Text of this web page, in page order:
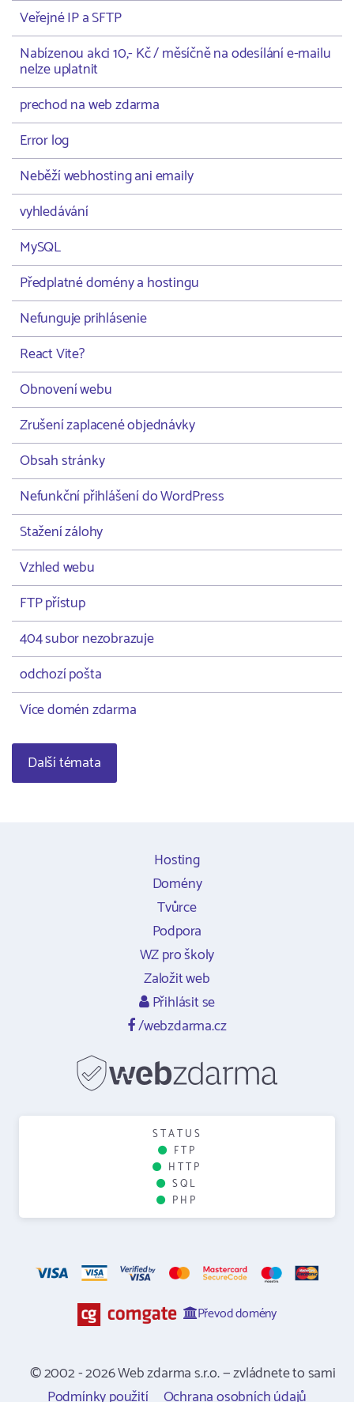
Veřejné IP a SFTP
Nabízenou akci 10,- Kč / měsíčně na odesílání e-mailu
nelze uplatnit
prechod na web zdarma
Error log
Neběží webhosting ani emaily
vyhledávání
MySQL
Předplatné domény a hostingu
Nefunguje prihlásenie
React Vite?
Obnovení webu
Zrušení zaplacené objednávky
Obsah stránky
Nefunkční přihlášení do WordPress
Stažení zálohy
Vzhled webu
FTP přístup
404 subor nezobrazuje
odchozí pošta
Více domén zdarma
Další témata
Hosting
Domény
Tvůrce
Podpora
WZ pro školy
Založit web
Přihlásit se
/webzdarma.cz
STATUS
FTP
HTTP
SQL
PHP
Převod domény
© 2002 - 2026 Web zdarma s.r.o. — zvládnete to sami